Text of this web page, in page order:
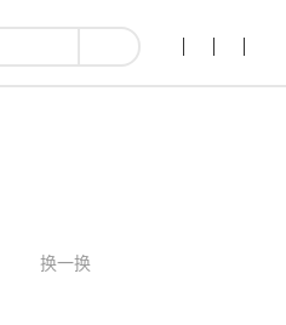
换一换